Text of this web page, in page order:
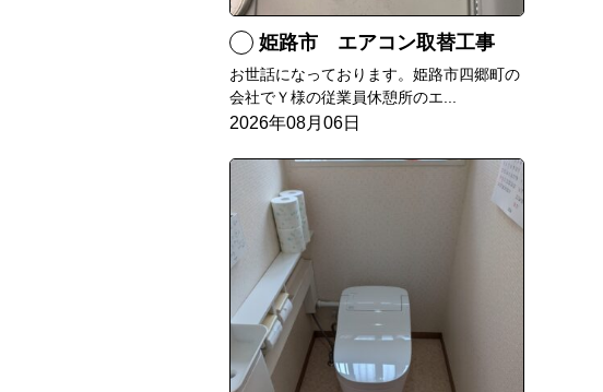
姫路市 エアコン取替工事
お世話になっております。姫路市四郷町の
会社でＹ様の従業員休憩所のエ...
2026年08月06日